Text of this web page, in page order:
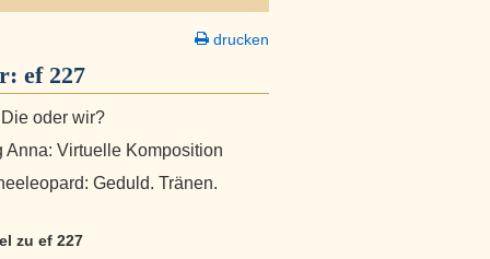
drucken
ef 227
oder wir?
Anna: Virtuelle Komposition
Geduld. Tränen.
zu ef 227